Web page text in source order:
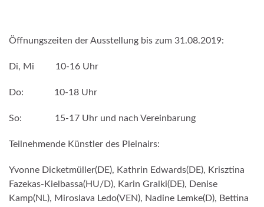
Öffnungszeiten der Ausstellung bis zum 31.08.2019:
Di, Mi 10-16 Uhr
Do: 10-18 Uhr
So: 15-17 Uhr und nach Vereinbarung
Teilnehmende Künstler des Pleinairs:
Yvonne Dicketmüller(DE), Kathrin Edwards(DE), Krisztina
Fazekas-Kielbassa(HU/D), Karin Gralki(DE), Denise
Kamp(NL), Miroslava Ledo(VEN), Nadine Lemke(D), Bettina